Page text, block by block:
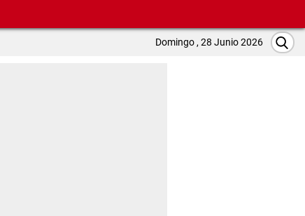
Domingo , 28 Junio 2026